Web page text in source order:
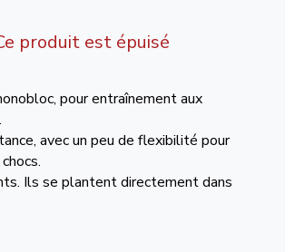
produit est épuisé
pour entraînement aux
avec un peu de flexibilité pour
Ils se plantent directement dans